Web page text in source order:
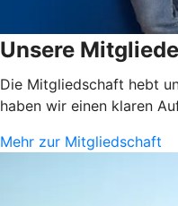
Unsere
Die Mitgliedschaft hebt
haben wir einen klaren
Mehr zur Mitgliedschaft